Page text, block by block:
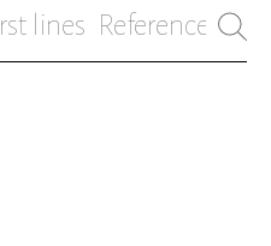
lines References